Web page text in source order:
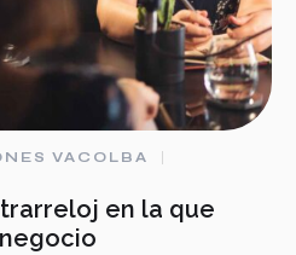
VACOLBA
en la que